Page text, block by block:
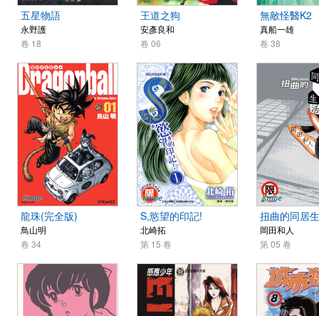
五星物語
永野護
卷 18
王道之狗
安彥良和
卷 06
無敵怪醫K2
真船一雄
卷 38
龍珠(完全版)
鳥山明
卷 34
S,慾望的印記!
北崎拓
第 15 卷
扭曲的同居
岡田和人
第 05 卷